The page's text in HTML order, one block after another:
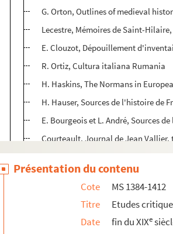
G. Orton, Outlines of medieval
Lecestre, Mémoires de Saint-
E. Clouzot, Dépouillement
R. Ortiz, Cultura italiana Rumania
H. Haskins, The Normans in
H. Hauser, Sources de l'histoire de
E. Bourgeois et L. André, Sources
Courteault, Journal de Jean Vallier,
Corwin, French policy and the
Ed. Rott, Représentation
Mourret, Histoire générale de
Renaudet, Préréforme et
F. Puaux, Défenseurs de la
Présentation du contenu
Cote
MS 1384-1412
Titre
Etudes
Date
fin du XIXe